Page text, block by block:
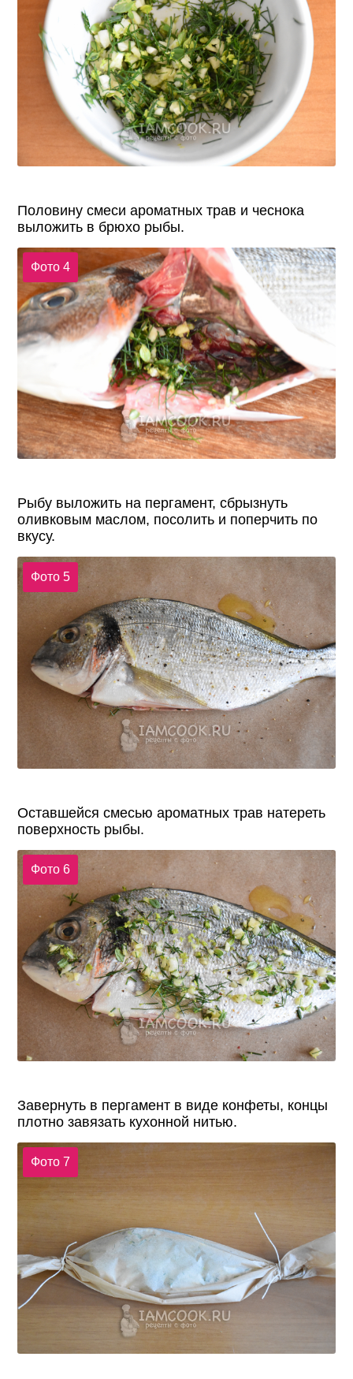
Половину смеси ароматных трав и чеснока
выложить в брюхо рыбы.
Фото 4
Рыбу выложить на пергамент, сбрызнуть
оливковым маслом, посолить и поперчить по
вкусу.
Фото 5
Оставшейся смесью ароматных трав натереть
поверхность рыбы.
Фото 6
Завернуть в пергамент в виде конфеты, концы
плотно завязать кухонной нитью.
Фото 7